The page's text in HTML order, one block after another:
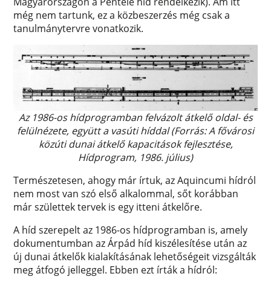
még nem tartunk, ez a közbeszerzés még csak a
tanulmánytervre vonatkozik.
Az 1986-os hídprogramban felvázolt átkelő oldal- és
felülnézete, együtt a vasúti híddal (Forrás: A fővárosi
közúti dunai átkelő kapacitások fejlesztése,
Hídprogram, 1986. július)
Természetesen, ahogy már írtuk, az Aquincumi hídról
nem most van szó első alkalommal, sőt korábban
már születtek tervek is egy itteni átkelőre.
A híd szerepelt az 1986-os hídprogramban is, amely
dokumentumban az Árpád híd kiszélesítése után az
új dunai átkelők kialakításának lehetőségeit vizsgálták
meg átfogó jelleggel. Ebben ezt írták a hídról: